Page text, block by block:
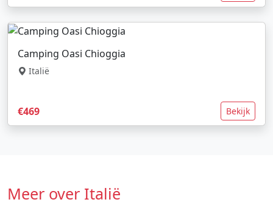
Camping Oasi Chioggia
Italië
€469 Bekijk
Meer over Italië